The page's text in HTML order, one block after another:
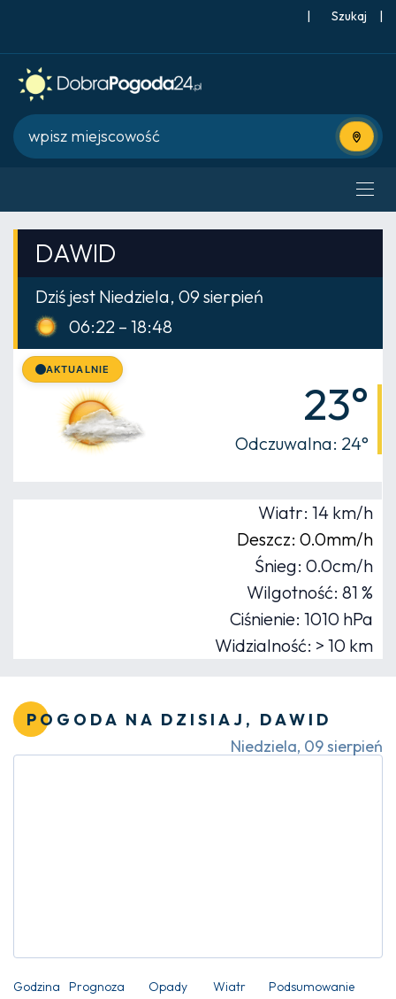
| |
Użyj
DAWID
Dziś jest Niedziela, 09 sierpień
06:22 – 18:48
AKTUALNIE
23°
Odczuwalna: 24°
Wiatr: 14 km/h
Deszcz: 0.0mm/h
Śnieg: 0.0cm/h
Wilgotność: 81 %
Ciśnienie: 1010 hPa
Widzialność: > 10 km
POGODA NA DZISIAJ, DAWID
Niedziela, 09 sierpień
Godzina Prognoza Opady Wiatr Podsumowanie